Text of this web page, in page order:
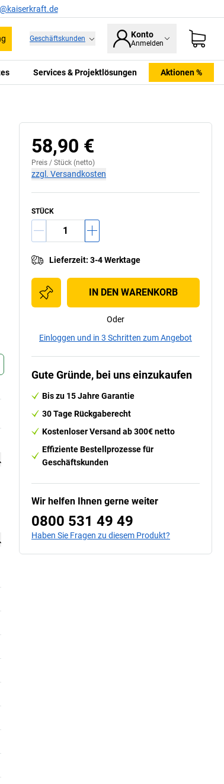
Geschäftskunden Konto
Anmelden
Services & Projektlösungen Aktionen %
58,90 €
Preis / Stück (netto)
zzgl. Versandkosten
STÜCK
Lieferzeit: 3-4 Werktage
IN DEN WARENKORB
Oder
Einloggen und in 3 Schritten zum Angebot
Gute Gründe, bei uns einzukaufen
Bis zu 15 Jahre Garantie
30 Tage Rückgaberecht
Kostenloser Versand ab 300€ netto
Effiziente Bestellprozesse für
Geschäftskunden
Wir helfen Ihnen gerne weiter
0800 531 49 49
Haben Sie Fragen zu diesem Produkt?